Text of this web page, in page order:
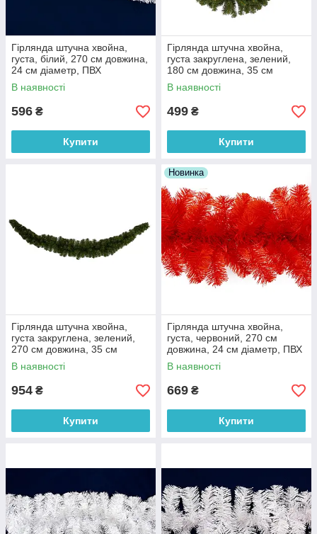
Гірлянда штучна хвойна,
густа, білий, 270 см довжина,
24 см діаметр, ПВХ
(МГГ-24/1)
В наявності
596 ₴
Купити
Гірлянда штучна хвойна,
густа закруглена, зелений,
180 см довжина, 35 см
діаметр, ПВХ (МГГ-180/V)
В наявності
499 ₴
Купити
Гірлянда штучна хвойна,
густа закруглена, зелений,
270 см довжина, 35 см
діаметр, ПВХ (МГГ-270/V)
В наявності
954 ₴
Купити
Новинка
Гірлянда штучна хвойна,
густа, червоний, 270 см
довжина, 24 см діаметр, ПВХ
(МГГ-24/5)
В наявності
669 ₴
Купити